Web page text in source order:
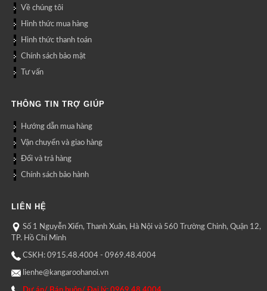
Về chúng tôi
Hình thức mua hàng
Hình thức thanh toán
Chính sách bảo mật
Tư vấn
THÔNG TIN TRỢ GIÚP
Hướng dẫn mua hàng
Vận chuyển và giao hàng
Đổi và trả hàng
Chính sách bảo hành
LIÊN HỆ
Số 1 Nguyễn Xiển, Thanh Xuân, Hà Nội và 560 Trường Chinh, Quận 12,
TP. Hồ Chí Minh
CSKH: 0915.48.4004 - 0969.48.4004
lienhe@kangaroohanoi.vn